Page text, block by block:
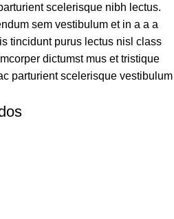
scelerisque nibh lectus.
sem vestibulum et in a a a
tincidunt purus lectus nisl class
dictumst mus et tristique
parturient scelerisque vestibulum